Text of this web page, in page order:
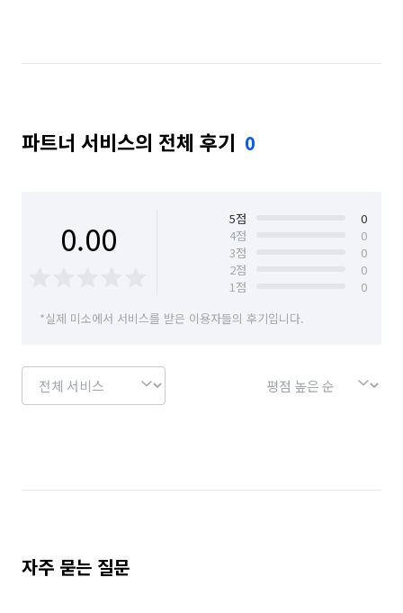
파트너 서비스의 전체 후기 0
0.00 5점
0
4점
0
3점
0
2점
0
1점
0
*실제 미소에서 서비스를 받은 이용자들의 후기입니다.
자주 묻는 질문